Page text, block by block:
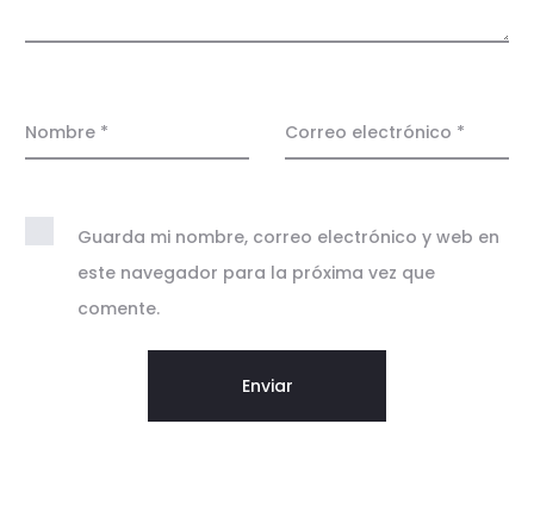
o
e
Nombre * Correo electrónico *
Guarda mi nombre, correo electrónico y web en
este navegador para la próxima vez que
comente.